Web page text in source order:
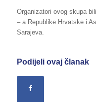
Organizatori ovog skupa
– a Republike Hrvatske i
Sarajeva.
Podijeli ovaj članak